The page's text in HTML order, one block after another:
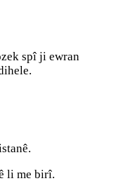
spî ji ewran
li me birî.